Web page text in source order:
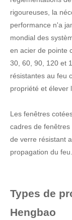
rigoureuses, la
performance n'a
mondial des
en acier de pointe
30, 60, 90, 120 et
résistantes au feu
propriété et élever
Les fenêtres
cadres de
de verre résistant
propagation du feu.
Types de
Hengbao